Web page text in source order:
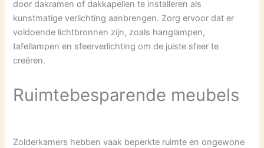
door dakramen of dakkapellen te installeren als
kunstmatige verlichting aanbrengen. Zorg ervoor dat er
voldoende lichtbronnen zijn, zoals hanglampen,
tafellampen en sfeerverlichting om de juiste sfeer te
creëren.
Ruimtebesparende meubels
Zolderkamers hebben vaak beperkte ruimte en ongewone